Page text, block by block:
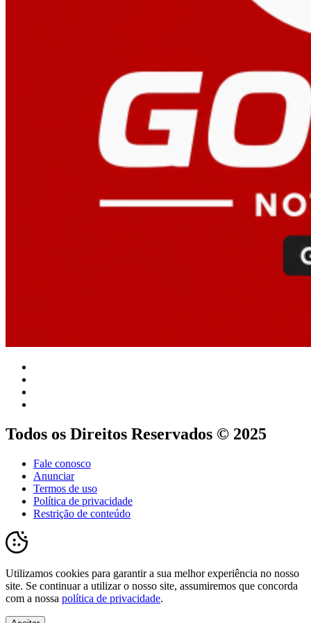
Todos os Direitos Reservados © 2025
Fale conosco
Anunciar
Termos de uso
Política de privacidade
Restrição de conteúdo
Utilizamos cookies para garantir a sua melhor experiência no nosso
site. Se continuar a utilizar o nosso site, assumiremos que concorda
com a nossa política de privacidade.